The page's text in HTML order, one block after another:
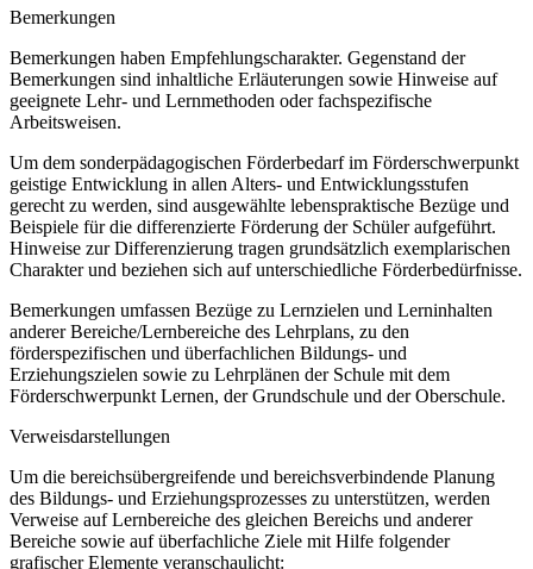
Bemerkungen
Bemerkungen haben Empfehlungscharakter. Gegenstand der
Bemerkungen sind inhaltliche Erläuterungen sowie Hinweise auf
geeignete Lehr- und Lernmethoden oder fachspezifische
Arbeitsweisen.
Um dem sonderpädagogischen Förderbedarf im Förderschwerpunkt
geistige Entwicklung in allen Alters- und Entwicklungsstufen
gerecht zu werden, sind ausgewählte lebenspraktische Bezüge und
Beispiele für die differenzierte Förderung der Schüler aufgeführt.
Hinweise zur Differenzierung tragen grundsätzlich exemplarischen
Charakter und beziehen sich auf unterschiedliche Förderbedürfnisse.
Bemerkungen umfassen Bezüge zu Lernzielen und Lerninhalten
anderer Bereiche/Lernbereiche des Lehrplans, zu den
förderspezifischen und überfachlichen Bildungs- und
Erziehungszielen sowie zu Lehrplänen der Schule mit dem
Förderschwerpunkt Lernen, der Grundschule und der Oberschule.
Verweisdarstellungen
Um die bereichsübergreifende und bereichsverbindende Planung
des Bildungs- und Erziehungsprozesses zu unterstützen, werden
Verweise auf Lernbereiche des gleichen Bereichs und anderer
Bereiche sowie auf überfachliche Ziele mit Hilfe folgender
grafischer Elemente veranschaulicht: